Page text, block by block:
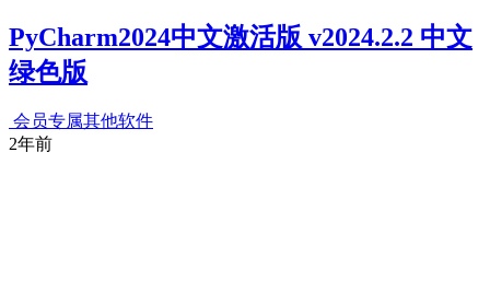
PyCharm2024中文激活版 v2024.2.2 中文
绿色版
会员专属其他软件
2年前